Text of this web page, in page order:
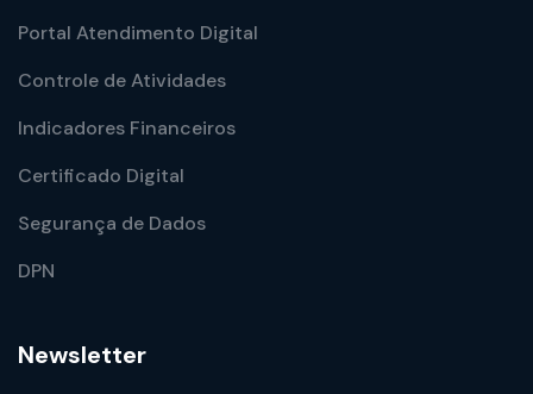
Portal Atendimento Digital
Controle de Atividades
Indicadores Financeiros
Certificado Digital
Segurança de Dados
DPN
Newsletter